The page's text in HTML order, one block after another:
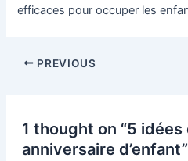
efficaces pour occuper les
Post
PREVIOUS
1 thought on “5
anniversaire d’enfant”